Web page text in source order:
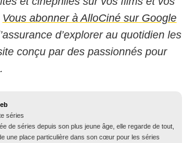
Vous abonner à AlloCiné sur Google
d’explorer au quotidien les
conçu par des passionnés pour
séries
de séries depuis son plus jeune âge, elle regarde de tout,
une place particulière dans son cœur pour les séries